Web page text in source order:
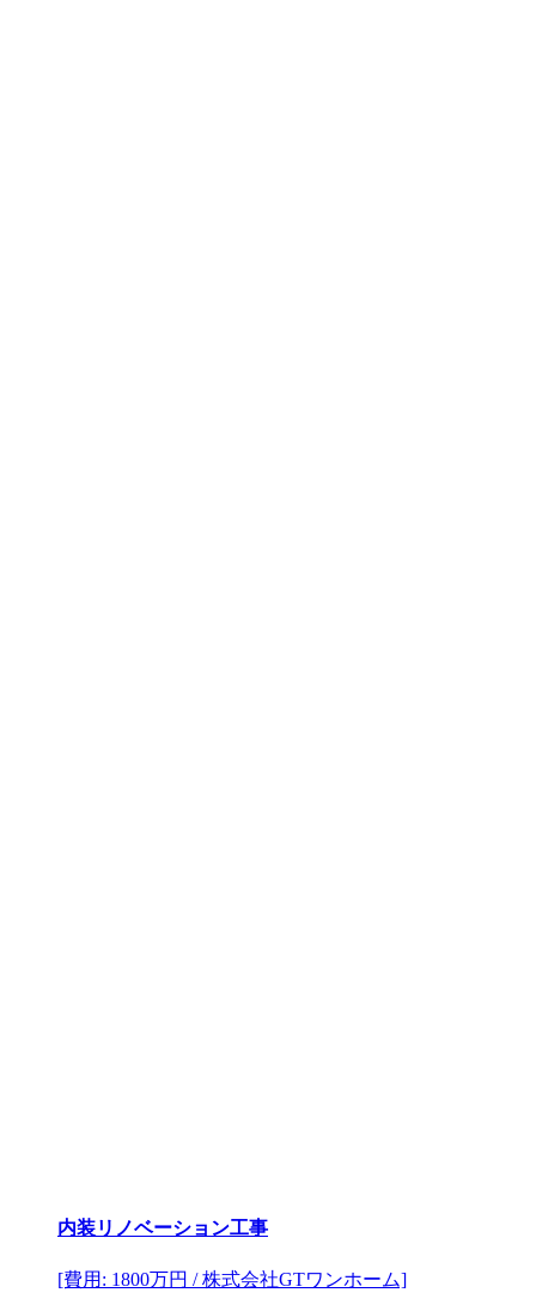
内装リノベーション工事
[費用: 1800万円 / 株式会社GTワンホーム]